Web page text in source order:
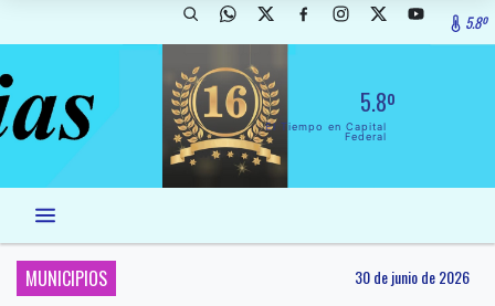
5.8º
5.8º
El Tiempo en Capital
Federal
MUNICIPIOS 30 de junio de 2026